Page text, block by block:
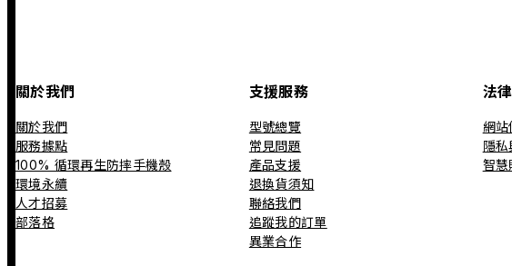
關於我們
關於我們
服務據點
100% 循環再生防摔手機殼
環境永續
人才招募
部落格
支援服務
型號總覽
常見問題
產品支援
退換貨須知
聯絡我們
追蹤我的訂單
異業合作
法
網站
隱
智慧